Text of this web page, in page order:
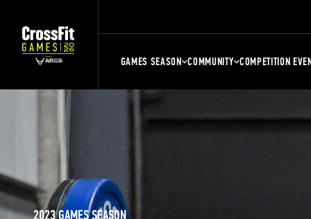
GAMES SEASON COMMUNITY COMPETITION
2023 GAMES SEASON